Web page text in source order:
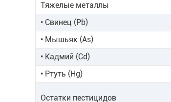
Тяжелые металлы
• Свинец (Pb)
• Мышьяк (As)
• Кадмий (Cd)
• Ртуть (Hg)
Остатки пестицидов